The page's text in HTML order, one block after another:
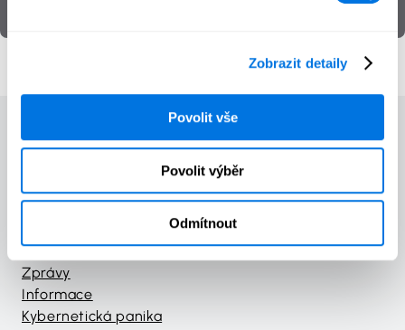
Zobrazit detaily
Povolit vše
Povolit výběr
Odmítnout
Kurzy
Materiál
Zprávy
Informace
Kybernetická panika